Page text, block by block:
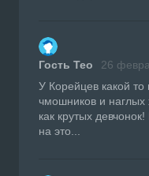
Гость Teo 26
У Корейцев какой
чмошников и наглых
как крутых
на это...